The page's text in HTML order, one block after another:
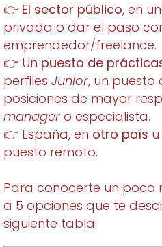
👉 El sector público, en
privada o dar el paso
emprendedor/freelance.
👉 Un puesto de
perfiles Junior, un puesto
posiciones de mayor
manager o especialista.
👉 España, en otro país
puesto remoto.
Para conocerte un poco
a 5 opciones que te
siguiente tabla: